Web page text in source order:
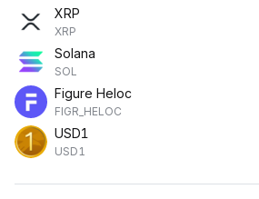
XRP
XRP
Solana
SOL
Figure Heloc
FIGR_HELOC
USD1
USD1